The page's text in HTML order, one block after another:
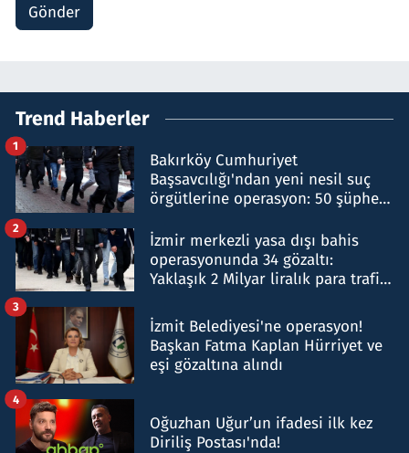
Gönder
Trend Haberler
Bakırköy Cumhuriyet
Başsavcılığı'ndan yeni nesil suç
örgütlerine operasyon: 50 şüpheli
1
İzmir merkezli yasa dışı bahis
operasyonunda 34 gözaltı:
Yaklaşık 2 Milyar liralık para trafiği
2
İzmit Belediyesi'ne operasyon!
Başkan Fatma Kaplan Hürriyet ve
eşi gözaltına alındı
3
Oğuzhan Uğur’un ifadesi ilk kez
Diriliş Postası'nda!
4